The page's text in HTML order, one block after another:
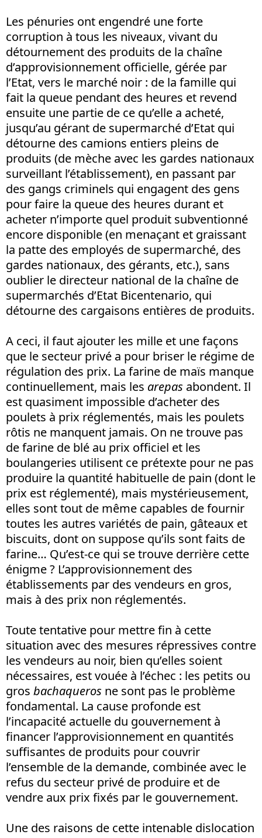
Les pénuries ont engendré une forte
corruption à tous les niveaux, vivant du
détournement des produits de la chaîne
d’approvisionnement officielle, gérée par
l’Etat, vers le marché noir : de la famille qui
fait la queue pendant des heures et revend
ensuite une partie de ce qu’elle a acheté,
jusqu’au gérant de supermarché d’Etat qui
détourne des camions entiers pleins de
produits (de mèche avec les gardes nationaux
surveillant l’établissement), en passant par
des gangs criminels qui engagent des gens
pour faire la queue des heures durant et
acheter n’importe quel produit subventionné
encore disponible (en menaçant et graissant
la patte des employés de supermarché, des
gardes nationaux, des gérants, etc.), sans
oublier le directeur national de la chaîne de
supermarchés d’Etat Bicentenario, qui
détourne des cargaisons entières de produits.
A ceci, il faut ajouter les mille et une façons
que le secteur privé a pour briser le régime de
régulation des prix. La farine de maïs manque
continuellement, mais les arepas abondent. Il
est quasiment impossible d’acheter des
poulets à prix réglementés, mais les poulets
rôtis ne manquent jamais. On ne trouve pas
de farine de blé au prix officiel et les
boulangeries utilisent ce prétexte pour ne pas
produire la quantité habituelle de pain (dont le
prix est réglementé), mais mystérieusement,
elles sont tout de même capables de fournir
toutes les autres variétés de pain, gâteaux et
biscuits, dont on suppose qu’ils sont faits de
farine… Qu’est-ce qui se trouve derrière cette
énigme ? L’approvisionnement des
établissements par des vendeurs en gros,
mais à des prix non réglementés.
Toute tentative pour mettre fin à cette
situation avec des mesures répressives contre
les vendeurs au noir, bien qu’elles soient
nécessaires, est vouée à l’échec : les petits ou
gros bachaqueros ne sont pas le problème
fondamental. La cause profonde est
l’incapacité actuelle du gouvernement à
financer l’approvisionnement en quantités
suffisantes de produits pour couvrir
l’ensemble de la demande, combinée avec le
refus du secteur privé de produire et de
vendre aux prix fixés par le gouvernement.
Une des raisons de cette intenable dislocation